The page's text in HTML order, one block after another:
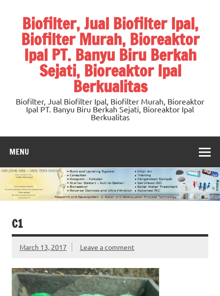
contentBiofilter, Jual Biofilter Ipal,
Biofilter Murah, Bioreaktor
Ipal PT. Banyu Biru Berkah
Sejati, Bioreaktor Ipal
Berkualitas
Biofilter, Jual Biofilter Ipal, Biofilter Murah, Bioreaktor
Ipal PT. Banyu Biru Berkah Sejati, Bioreaktor Ipal
Berkualitas
MENU
C1
March 13, 2017 Leave a comment